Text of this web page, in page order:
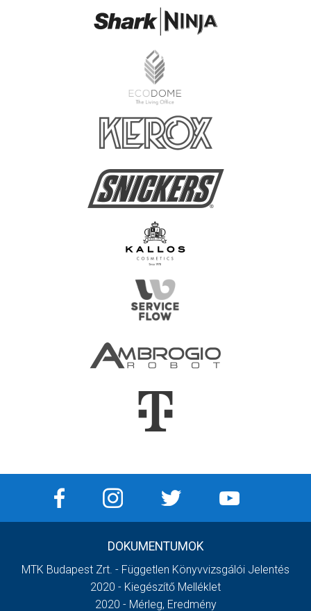
DOKUMENTUMOK
MTK Budapest Zrt. - Független Könyvvizsgálói Jelentés
2020 - Kiegészítő Melléklet
2020 - Mérleg, Eredmény